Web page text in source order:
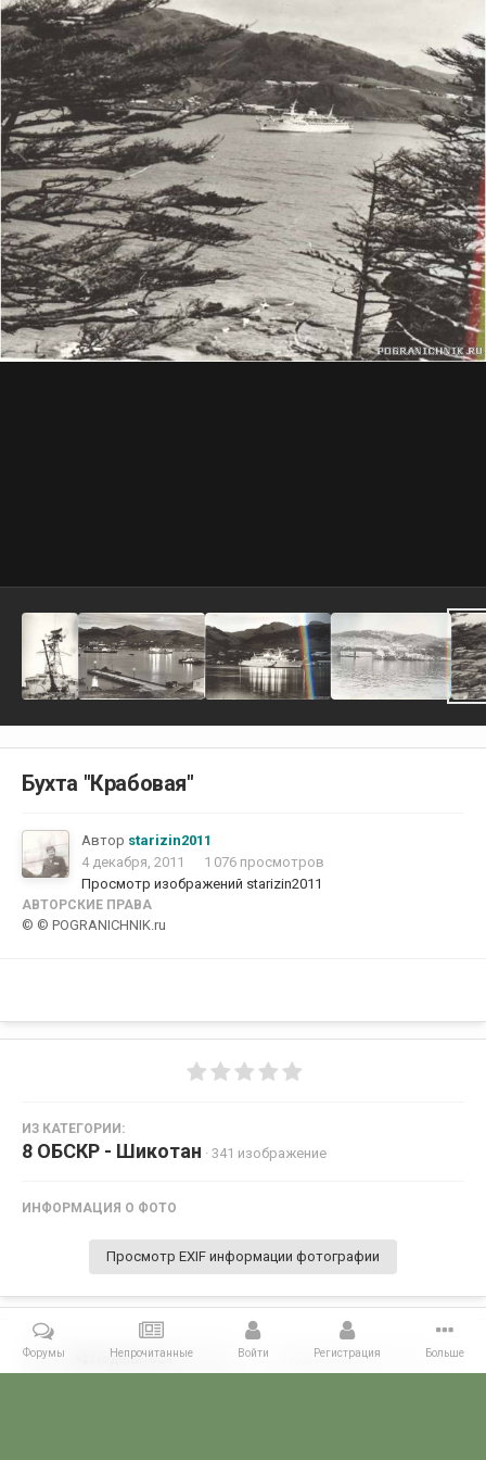
Бухта "Крабовая"
Автор starizin2011
4 декабря, 2011
1 076 просмотров
Просмотр изображений starizin2011
АВТОРСКИЕ ПРАВА
© © POGRANICHNIK.ru
ИЗ КАТЕГОРИИ:
8 ОБСКР - Шикотан · 341 изображение
ИНФОРМАЦИЯ О ФОТО
Просмотр EXIF информации фотографии
Поделиться Подписчики 0
Форумы Непрочитанные Войти Регистрация Больше